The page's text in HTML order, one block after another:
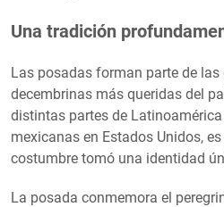
Una tradición
Las posadas forman parte de las
decembrinas más queridas del
distintas partes de
mexicanas en Estados Unidos,
costumbre tomó una identidad
La posada conmemora el